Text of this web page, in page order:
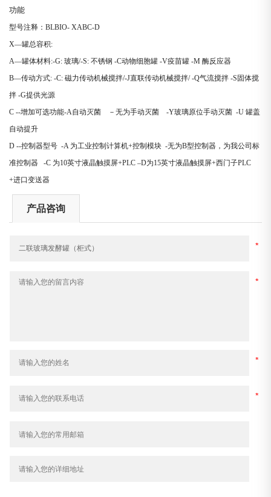
功能
型号注释：BLBIO- XABC-D
X—罐总容积:
A—罐体材料:-G: 玻璃/-S: 不锈钢 -C动物细胞罐 -V疫苗罐 -M 酶反应器
B—传动方式: -C: 磁力传动机械搅拌/-J直联传动机械搅拌/ -Q气流搅拌 -S固体搅
拌 -G提供光源
C --增加可选功能-A自动灭菌 －无为手动灭菌 -Y玻璃原位手动灭菌 -U 罐盖
自动提升
D --控制器型号 -A 为工业控制计算机+控制模块 -无为B型控制器，为我公司标
准控制器 -C 为10英寸液晶触摸屏+PLC –D为15英寸液晶触摸屏+西门子PLC
+进口变送器
产品咨询